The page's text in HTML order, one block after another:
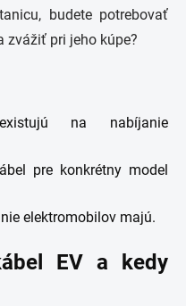
budete potrebovať
zvážiť pri jeho kúpe?
na nabíjanie
pre konkrétny model
elektromobilov majú.
EV a kedy